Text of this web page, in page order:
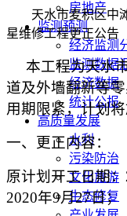
房地产
监测预测
经济监测
监测数据
经济数据
统计公报
高质量发展
水利
污染防治
文化旅游
生态修复
天水市麦积区中滩
星维修工程更正公告
本工程为天水
道及外墙翻新等
用期限紧，计划
一、更正内容：
原计划开工日期：
2020年9月27日；